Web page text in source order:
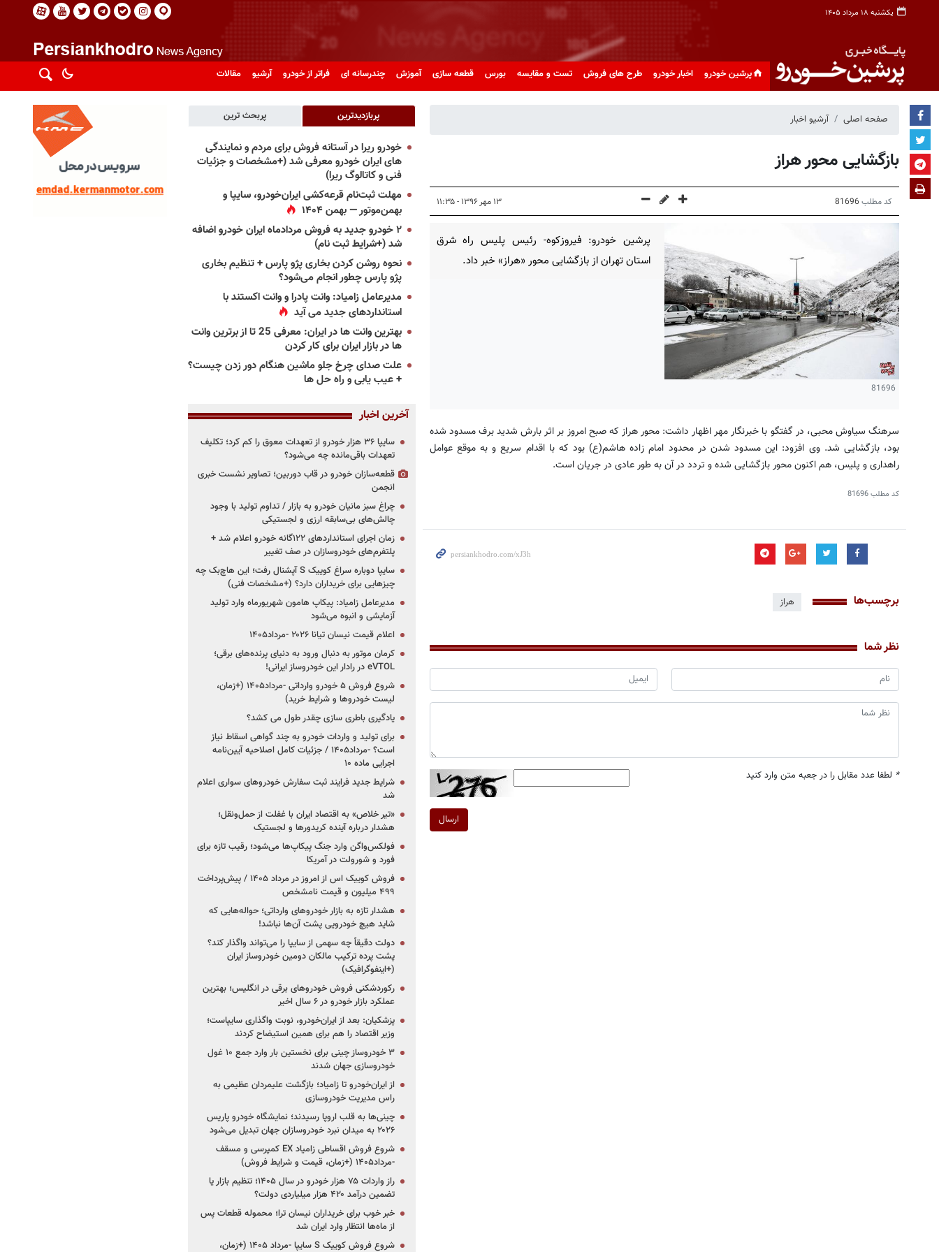
یکشنبه ۱۸ مرداد ۱۴۰۵
پرشین خودرو اخبار خودرو طرح های فروش تست و مقایسه بورس قطعه سازی آموزش چندرسانه ای فراتر از خودرو آرشیو مقالات
صفحه اصلی آرشیو اخبار
بازگشایی محور هراز
کد مطلب 81696 ۱۳ مهر ۱۳۹۶ - ۱۱:۳۵
81696
پرشین خودرو: فیروزکوه- رئیس پلیس راه شرق
استان تهران از بازگشایی محور «هراز» خبر داد.
سرهنگ سیاوش محبی، در گفتگو با خبرنگار مهر اظهار داشت: محور هراز که صبح امروز بر اثر بارش شدید برف مسدود شده
بود، بازگشایی شد. وی افزود: این مسدود شدن در محدود امام زاده هاشم(ع) بود که با اقدام سریع و به موقع عوامل
راهداری و پلیس، هم اکنون محور بازگشایی شده و تردد در آن به طور عادی در جریان است.
کد مطلب81696
برچسب‌ها هراز
نظر شما
* لطفا عدد مقابل را در جعبه متن وارد کنید
ارسال
پربازدیدترین پربحث ترین
خودرو ریرا در آستانه فروش برای مردم و نمایندگی
های ایران خودرو معرفی شد (+مشخصات و جزئیات
فنی و کاتالوگ ریرا)
مهلت ثبت‌نام قرعه‌کشی ایران‌خودرو، سایپا و
بهمن‌موتور — بهمن ۱۴۰۴
۲ خودرو جدید به فروش مردادماه ایران خودرو اضافه
شد (+شرایط ثبت نام)
نحوه روشن کردن بخاری پژو پارس + تنظیم بخاری
پژو پارس چطور انجام می‌شود؟
مدیرعامل زامیاد: وانت پادرا و وانت اکستند با
استانداردهای جدید می آید
بهترین وانت ها در ایران: معرفی 25 تا از برترین وانت
ها در بازار ایران برای کار کردن
علت صدای چرخ جلو ماشین هنگام دور زدن چیست؟
+ عیب یابی و راه حل ها
آخرین اخبار
سایپا ۳۶ هزار خودرو از تعهدات معوق را کم کرد؛ تکلیف
تعهدات باقی‌مانده چه می‌شود؟
قطعه‌سازان خودرو در قاب دوربین؛ تصاویر نشست خبری
انجمن
چراغ سبز مانیان خودرو به بازار / تداوم تولید با وجود
چالش‌های بی‌سابقه ارزی و لجستیکی
زمان اجرای استانداردهای ۱۲۲گانه خودرو اعلام شد +
پلتفرم‌های خودروسازان در صف تغییر
سایپا دوباره سراغ کوییک S آپشنال رفت؛ این هاچ‌بک چه
چیزهایی برای خریداران دارد؟ (+مشخصات فنی)
مدیرعامل زامیاد: پیکاپ هامون شهریورماه وارد تولید
آزمایشی و انبوه می‌شود
اعلام قیمت نیسان تیانا ۲۰۲۶ -مرداد۱۴۰۵
کرمان موتور به دنبال ورود به دنیای پرنده‌های برقی؛
eVTOL در رادار این خودروساز ایرانی!
شروع فروش ۵ خودرو وارداتی -مرداد۱۴۰۵ (+زمان،
لیست خودروها و شرایط خرید)
یادگیری باطری سازی چقدر طول می کشد؟
برای تولید و واردات خودرو به چند گواهی اسقاط نیاز
است؟ -مرداد۱۴۰۵ / جزئیات کامل اصلاحیه آیین‌نامه
اجرایی ماده ۱۰
شرایط جدید فرایند ثبت سفارش خودروهای سواری اعلام
شد
«تیر خلاص» به اقتصاد ایران با غفلت از حمل‌ونقل؛
هشدار درباره آینده کریدورها و لجستیک
فولکس‌واگن وارد جنگ پیکاپ‌ها می‌شود؛ رقیب تازه برای
فورد و شورولت در آمریکا
فروش کوییک اس از امروز در مرداد ۱۴۰۵ / پیش‌پرداخت
۴۹۹ میلیون و قیمت نامشخص
هشدار تازه به بازار خودروهای وارداتی؛ حواله‌هایی که
شاید هیچ خودرویی پشت آن‌ها نباشد!
دولت دقیقاً چه سهمی از سایپا را می‌تواند واگذار کند؟
پشت پرده ترکیب مالکان دومین خودروساز ایران
(+اینفوگرافیک)
رکوردشکنی فروش خودروهای برقی در انگلیس؛ بهترین
عملکرد بازار خودرو در ۶ سال اخیر
پزشکیان: بعد از ایران‌خودرو، نوبت واگذاری سایپاست؛
وزیر اقتصاد را هم برای همین استیضاح کردند
۳ خودروساز چینی برای نخستین بار وارد جمع ۱۰ غول
خودروسازی جهان شدند
از ایران‌خودرو تا زامیاد؛ بازگشت علیمردان عظیمی به
راس مدیریت خودروسازی
چینی‌ها به قلب اروپا رسیدند؛ نمایشگاه خودرو پاریس
۲۰۲۶ به میدان نبرد خودروسازان جهان تبدیل می‌شود
شروع فروش اقساطی زامیاد EX کمپرسی و مسقف
-مرداد۱۴۰۵ (+زمان، قیمت و شرایط فروش)
راز واردات ۷۵ هزار خودرو در سال ۱۴۰۵؛ تنظیم بازار یا
تضمین درآمد ۴۲۰ هزار میلیاردی دولت؟
خبر خوب برای خریداران نیسان ترا؛ محموله قطعات پس
از ماه‌ها انتظار وارد ایران شد
شروع فروش کوییک S سایپا -مرداد ۱۴۰۵ (+زمان،